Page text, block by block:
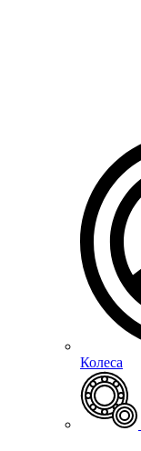
Колеса